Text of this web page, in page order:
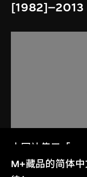
[1982]–2013
本网站使用「
体验。
M+藏品的简体